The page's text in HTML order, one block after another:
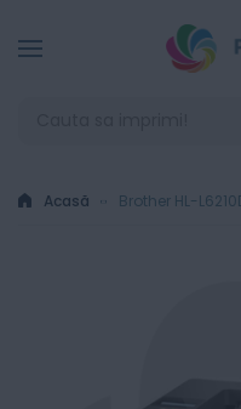
Acasă Brother HL-